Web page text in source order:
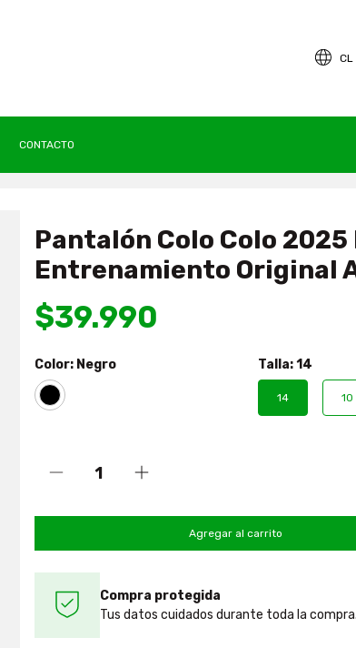
CL
CONTACTO
Pantalón Colo Colo 2025
Entrenamiento Original
$39.990
Color: Negro Talla:14
14 10
Compra protegida
Tus datos cuidados durante toda la compra.